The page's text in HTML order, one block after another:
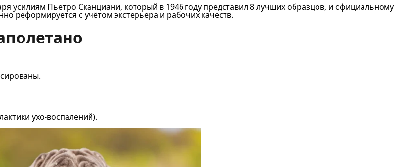
усилиям Пьетро Сканциани, который в 1946 году представил 8 лучших образцов, и официальному
реформируется с учётом экстерьера и рабочих качеств.
ухо-воспалений).